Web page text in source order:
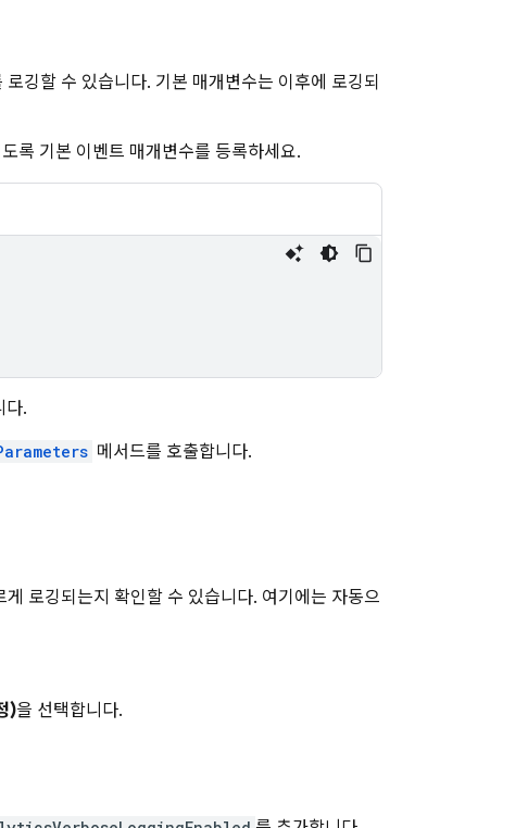
깅할 수 있습니다. 기본 매개변수는 이후에 로깅되
록 기본 이벤트 매개변수를 등록하세요.
다.
메서드를 호출합니다.
로깅되는지 확인할 수 있습니다. 여기에는 자동으
)을 선택합니다.